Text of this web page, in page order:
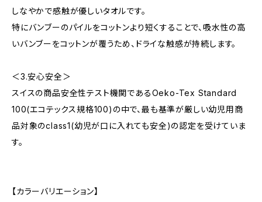
しなやかで感触が優しいタオルです。
特にバンブーのパイルをコットンより短くすることで、吸水性の高
いバンブーをコットンが覆うため、ドライな触感が持続します。
＜3.安心安全＞
スイスの商品安全性テスト機関であるOeko-Tex Standard
100(エコテックス規格100)の中で、最も基準が厳しい幼児用商
品対象のclass1(幼児が口に入れても安全)の認定を受けていま
す。
【カラーバリエーション】